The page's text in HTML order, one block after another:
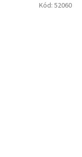
Kód: 52060